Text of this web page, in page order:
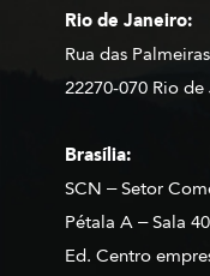
Rio de Janeiro:
Rua das
22270-070 Rio de
Brasília:
SCN – Setor
Pétala A – Sala
Ed. Centro